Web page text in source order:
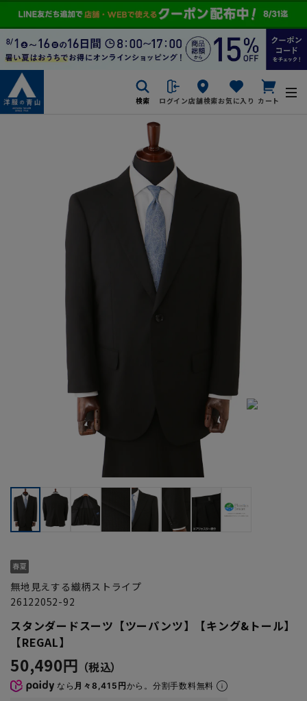
検索 ログイン店舗検索お気に入り カート
無地見えする織柄ストライプ
26122052-92
スタンダードスーツ【ツーパンツ】【キング&トール】
【REGAL】
50,490円
なら 月々8,415円から。分割手数料無料